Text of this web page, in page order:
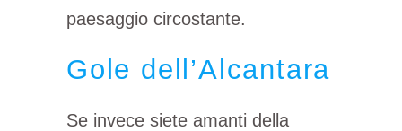
paesaggio circostante.
Gole dell’Alcantara
Se invece siete amanti della